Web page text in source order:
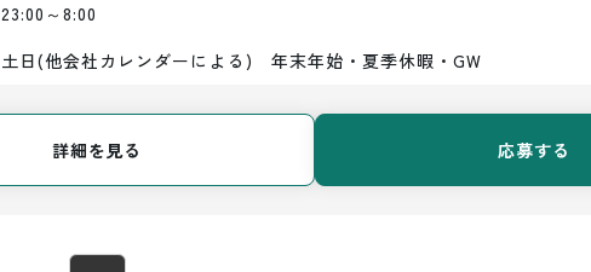
23:00～8:00
土日(他会社カレンダーによる)　年末年始・夏季休暇・GW
詳細を見る 応募する